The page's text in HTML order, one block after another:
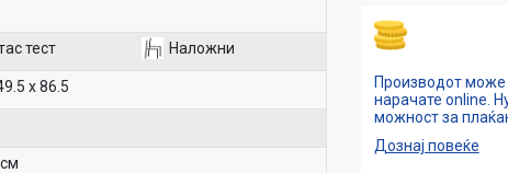
тест Наложни
х 86.5
Производот може
нарачате online.
можност за
Дознај повеќе